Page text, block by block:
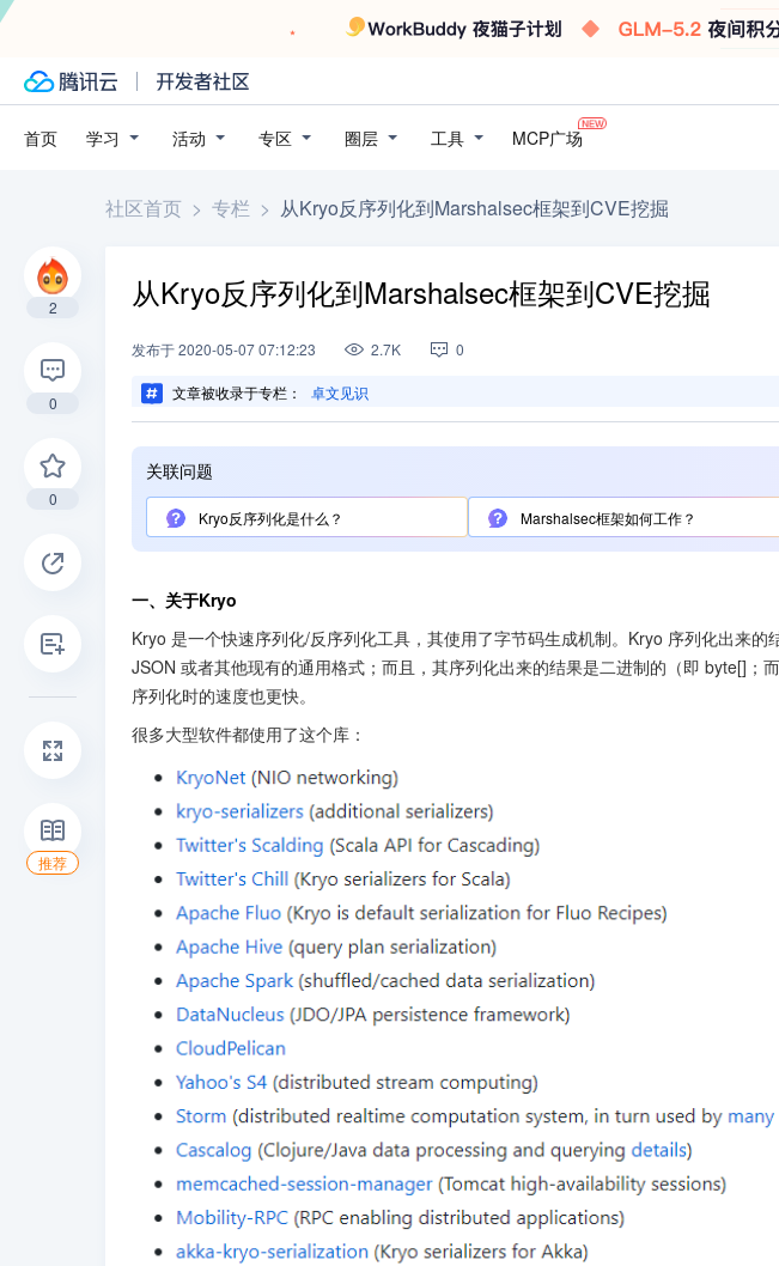
首页 学习 活动 专区 圈层 工具 MCP广场
社区首页 > 专栏 > 从Kryo反序列化到Marshalsec框架到CVE挖掘
从Kryo反序列化到Marshalsec框架到CVE挖掘
发布于2020-05-07 07:12:23 2.7K 0
文章被收录于专栏： 卓文见识
关联问题
Kryo反序列化是什么？ Marshalsec框架如何工作？
一、关于Kryo
Kryo 是一个快速序列化/反序列化工具，其使用了字节码生成机制。Kryo 序列化出来
JSON 或者其他现有的通用格式；而且，其序列化出来的结果是二进制的（即 byte[]；
序列化时的速度也更快。
很多大型软件都使用了这个库：
2
0
0
推荐